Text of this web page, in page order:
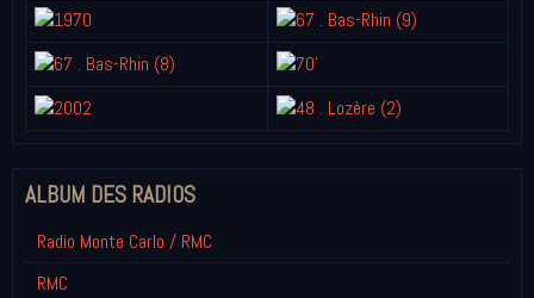
ALBUM DES RADIOS
Radio Monte Carlo / RMC
RMC